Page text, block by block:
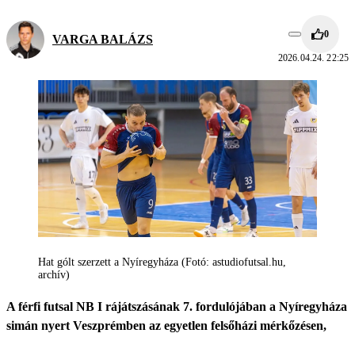
VARGA BALÁZS 0
2026.04.24. 22:25
Hat gólt szerzett a Nyíregyháza (Fotó: astudiofutsal.hu,
archív)
A férfi futsal NB I rájátszásának 7. fordulójában a Nyíregyháza
simán nyert Veszprémben az egyetlen felsőházi mérkőzésen,